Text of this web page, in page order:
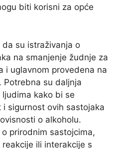
biti korisni za opće
su istraživanja o
na smanjenje žudnje za
i uglavnom provedena na
Potrebna su daljnja
kako bi se
sigurnost ovih sastojaka
o alkoholu.
prirodnim sastojcima,
ili interakcije s